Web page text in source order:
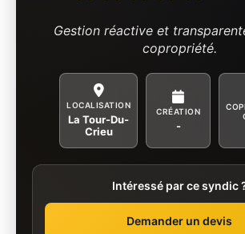
Gestion réactive et
copropriété.
LOCALISATION
La Tour-Du-
Crieu
CRÉATION
-
Intéressé par ce syndic
Demander un devis